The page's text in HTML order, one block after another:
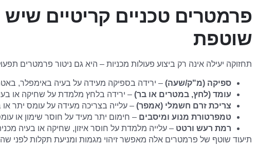
פרמטרים טכניים קריטיים
שוטפת
תחזוקה יעילה אינה רק ביצוע פעולות מכניות – היא גם ניטור פרמטרים
ספיקה (מ"ק/שעה) – ירידה בספיקה מעידה על בעיה באימפלר,
עומד (לחץ, במטרים או בר) – ירידה בלחץ מלמדת על שחיקה או
צריכת זרם חשמלי (אמפר) – עלייה בצריכה מעידה על עומס יתר או
טמפרטורת מנוע ומיסבים – חימום יתר מעיד על חוסר שימון או
רמת רעש ורטט – עלייה מלמדת על חוסר איזון, שחיקה או בעיה
תיעוד שוטף של פרמטרים אלה מאפשר זיהוי מגמות ומניעת תקלות לפני